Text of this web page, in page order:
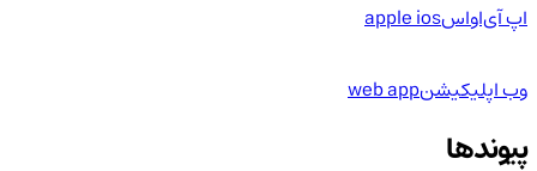
اپ آی‌او‌اسapple ios
وب اپلیکیشنweb app
پیوندها